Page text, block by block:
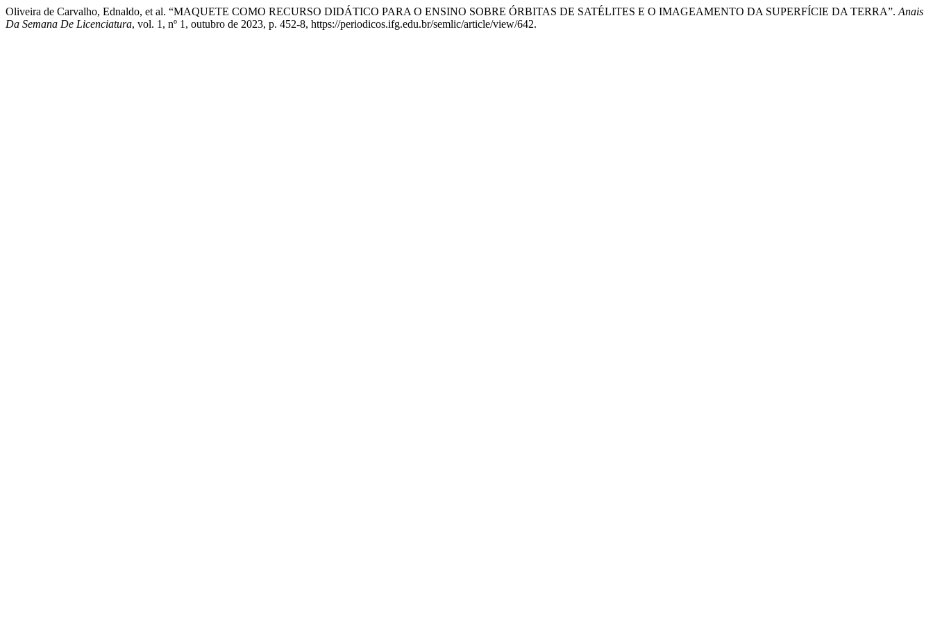
Oliveira de Carvalho, Ednaldo, et al. “MAQUETE COMO RECURSO DIDÁTICO PARA O ENSINO SOBRE ÓRBITAS DE SATÉLITES E O IMAGEAMENTO DA SUPERFÍCIE DA TERRA”. Anais
Da Semana De Licenciatura, vol. 1, nº 1, outubro de 2023, p. 452-8, https://periodicos.ifg.edu.br/semlic/article/view/642.